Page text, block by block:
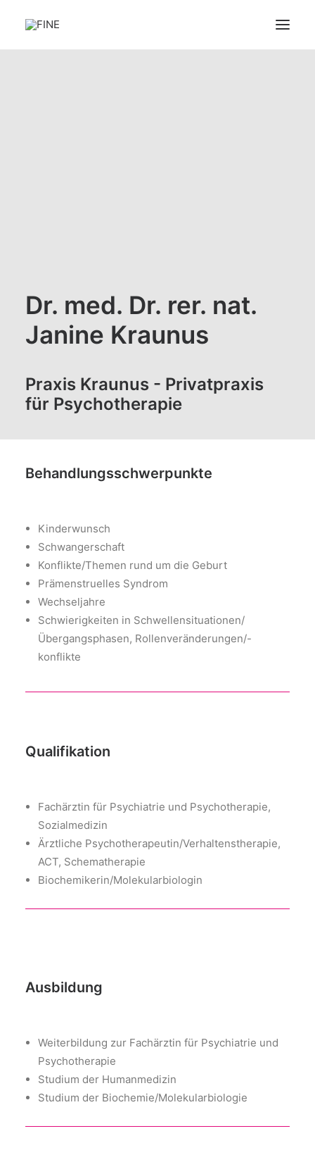
Dr. med. Dr. rer. nat.
Janine Kraunus
Praxis Kraunus - Privatpraxis
für Psychotherapie
Behandlungsschwerpunkte
Kinderwunsch
Schwangerschaft
Konflikte/Themen rund um die Geburt
Prämenstruelles Syndrom
Wechseljahre
Schwierigkeiten in Schwellensituationen/
Übergangsphasen, Rollenveränderungen/-
konflikte
Qualifikation
Fachärztin für Psychiatrie und Psychotherapie,
Sozialmedizin
Ärztliche Psychotherapeutin/Verhaltenstherapie,
ACT, Schematherapie
Biochemikerin/Molekularbiologin
Ausbildung
Weiterbildung zur Fachärztin für Psychiatrie und
Psychotherapie
Studium der Humanmedizin
Studium der Biochemie/Molekularbiologie